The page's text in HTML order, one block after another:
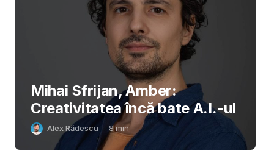
Mihai Sfrijan, Amber:
Creativitatea încă bate A.I.-ul
Alex Rădescu 8min